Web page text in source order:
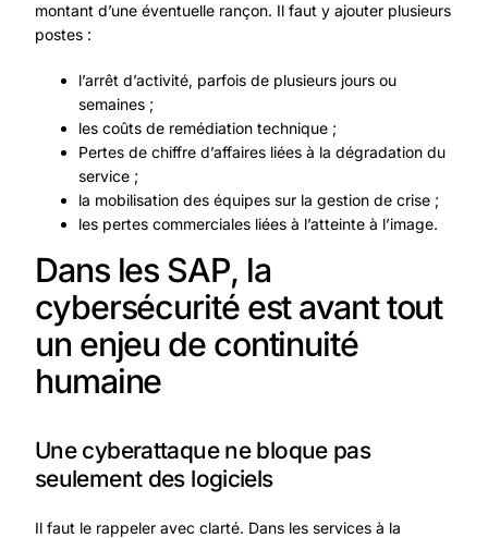
montant d’une éventuelle rançon. Il faut y ajouter plusieurs
postes :
l’arrêt d’activité, parfois de plusieurs jours ou
semaines ;
les coûts de remédiation technique ;
Pertes de chiffre d’affaires liées à la dégradation du
service ;
la mobilisation des équipes sur la gestion de crise ;
les pertes commerciales liées à l’atteinte à l’image.
Dans les SAP, la
cybersécurité est avant tout
un enjeu de continuité
humaine
Une cyberattaque ne bloque pas
seulement des logiciels
Il faut le rappeler avec clarté. Dans les services à la